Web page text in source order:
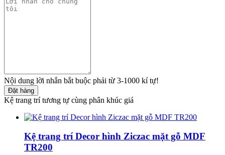
Nội dung lời nhắn bắt buộc phải từ 3-1000 kí tự!
Đặt hàng
Kệ trang trí tương tự cùng phân khúc giá
Kệ trang trí Decor hình Ziczac mặt gỗ MDF
TR200